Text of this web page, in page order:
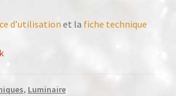
d’utilisation et la fiche technique
, Luminaire